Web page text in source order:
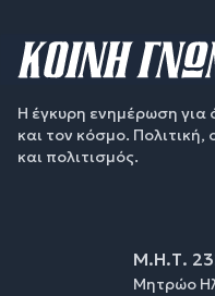
Η έγκυρη ενημέρωση για
και τον κόσμο. Πολιτική,
και πολιτισμός.
Μ.Η.Τ.
Μητρώο